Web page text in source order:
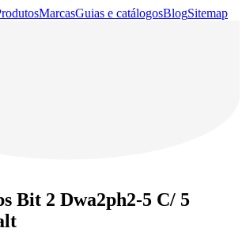
MarcasGuias e catálogosBlogSitemap
Bit 2 Dwa2ph2-5 C/ 5